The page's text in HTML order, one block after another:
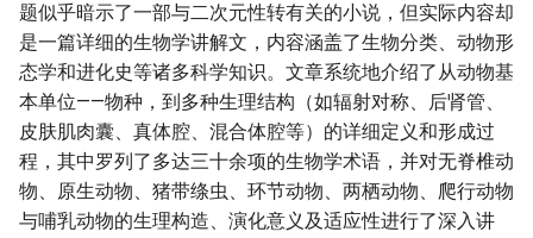
题似乎暗示了一部与二次元性转有关的小说，但实际内容却
是一篇详细的生物学讲解文，内容涵盖了生物分类、动物形
态学和进化史等诸多科学知识。文章系统地介绍了从动物基
本单位——物种，到多种生理结构（如辐射对称、后肾管、
皮肤肌肉囊、真体腔、混合体腔等）的详细定义和形成过
程，其中罗列了多达三十余项的生物学术语，并对无脊椎动
物、原生动物、猪带绦虫、环节动物、两栖动物、爬行动物
与哺乳动物的生理构造、演化意义及适应性进行了深入讲